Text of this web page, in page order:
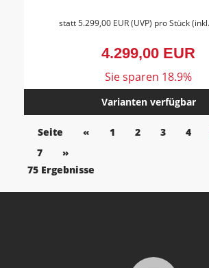
statt5.299,00 EUR(UVP) pro Stück
4.299,00 EUR
Sie sparen 18.9%
Varianten verfügbar
Seite « 1 2 3 4
7
»
75 Ergebnisse